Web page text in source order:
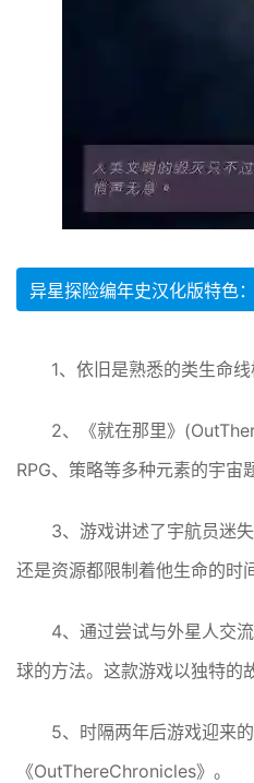
异星探险编年史汉化版特色：
1、依旧是熟悉的类生命线
2、《就在那里》
RPG、策略等多种元素的宇宙
3、游戏讲述了宇航员迷
还是资源都限制着他生命的时
4、通过尝试与外星人交
球的方法。这款游戏以独特的
5、时隔两年后游戏迎来
《OutThereChronicles》。